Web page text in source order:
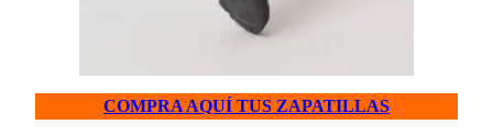
COMPRA AQUÍ TUS ZAPATILLAS